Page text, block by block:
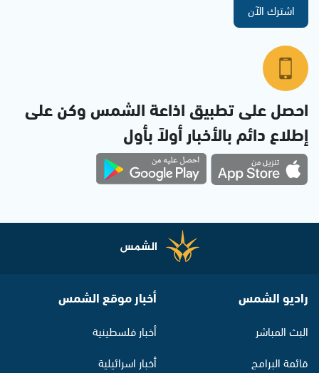
اشترك الآن
احصل على تطبيق اذاعة الشمس وكن على
إطلاع دائم بالأخبار أولاً بأول
راديو الشمس
البث المباشر
قائمة البرامج
أخبار موقع الشمس
أخبار فلسطينية
أخبار اسرائيلية